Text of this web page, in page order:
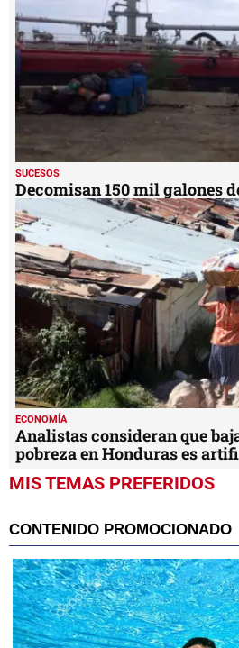
SUCESOS
Decomisan 150 mil galones
ECONOMÍA
Analistas consideran que
pobreza en Honduras es
MIS TEMAS PREFERIDOS